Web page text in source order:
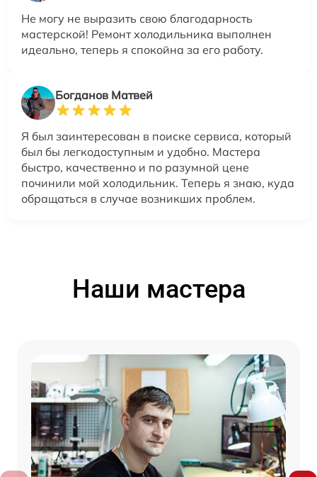
Не могу не выразить свою благодарность
мастерской! Ремонт холодильника выполнен
идеально, теперь я спокойна за его работу.
Богданов Матвей
Я был заинтересован в поиске сервиса, который
был бы легкодоступным и удобно. Мастера
быстро, качественно и по разумной цене
починили мой холодильник. Теперь я знаю, куда
обращаться в случае возникших проблем.
Наши мастера